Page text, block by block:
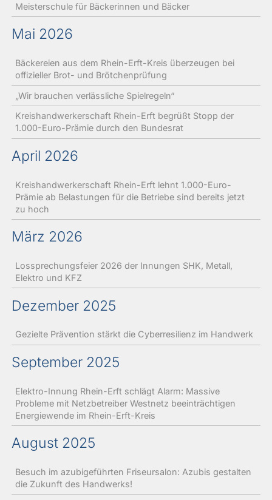
Meisterschule für Bäckerinnen und Bäcker
Mai 2026
Bäckereien aus dem Rhein-Erft-Kreis überzeugen bei
offizieller Brot- und Brötchenprüfung
„Wir brauchen verlässliche Spielregeln“
Kreishandwerkerschaft Rhein-Erft begrüßt Stopp der
1.000-Euro-Prämie durch den Bundesrat
April 2026
Kreishandwerkerschaft Rhein-Erft lehnt 1.000-Euro-
Prämie ab Belastungen für die Betriebe sind bereits jetzt
zu hoch
März 2026
Lossprechungsfeier 2026 der Innungen SHK, Metall,
Elektro und KFZ
Dezember 2025
Gezielte Prävention stärkt die Cyberresilienz im Handwerk
September 2025
Elektro-Innung Rhein-Erft schlägt Alarm: Massive
Probleme mit Netzbetreiber Westnetz beeinträchtigen
Energiewende im Rhein-Erft-Kreis
August 2025
Besuch im azubigeführten Friseursalon: Azubis gestalten
die Zukunft des Handwerks!